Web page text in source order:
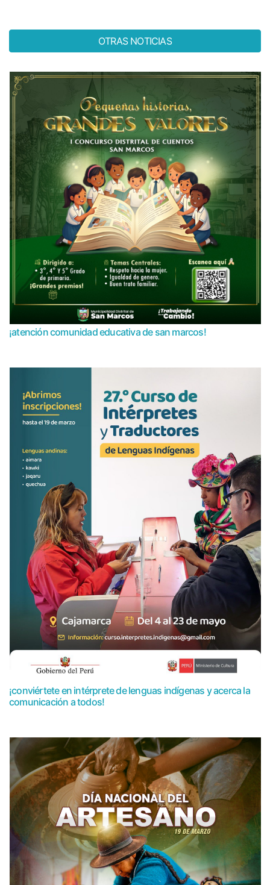
OTRAS NOTICIAS
¡atención comunidad educativa de san marcos!
¡conviértete en intérprete de lenguas indígenas y acerca la
comunicación a todos!